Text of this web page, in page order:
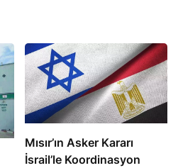
Mısır’ın Asker Kararı
İsrail’le Koordinasyon